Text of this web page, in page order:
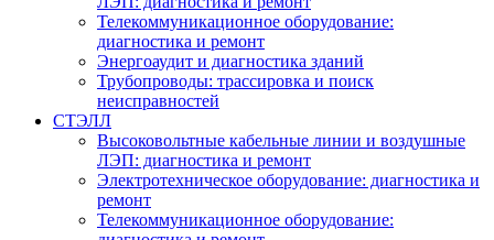
Телекоммуникационное оборудование:
диагностика и ремонт
Энергоаудит и диагностика зданий
Трубопроводы: трассировка и поиск
неисправностей
СТЭЛЛ
Высоковольтные кабельные линии и воздушные
ЛЭП: диагностика и ремонт
Электротехническое оборудование: диагностика и
ремонт
Телекоммуникационное оборудование: